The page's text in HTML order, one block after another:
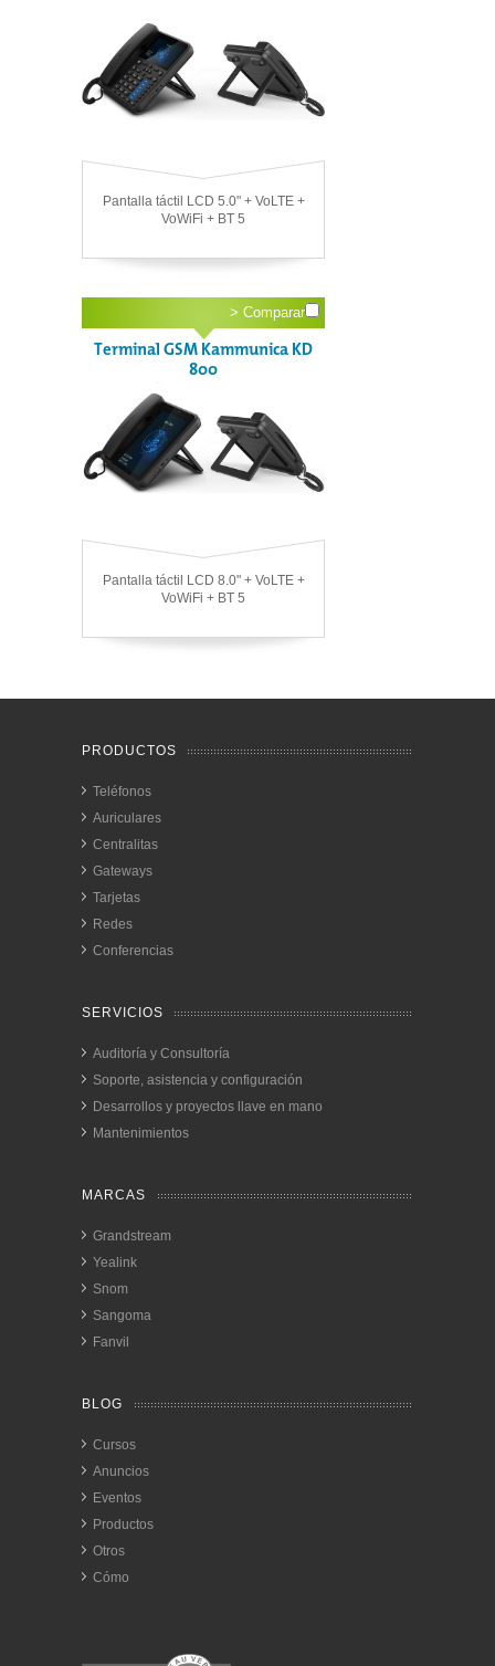
Pantalla táctil LCD 5.0" + VoLTE +
VoWiFi + BT 5
> Comparar
Terminal GSM Kammunica KD
800
Pantalla táctil LCD 8.0" + VoLTE +
VoWiFi + BT 5
PRODUCTOS
Teléfonos
Auriculares
Centralitas
Gateways
Tarjetas
Redes
Conferencias
SERVICIOS
Auditoría y Consultoría
Soporte, asistencia y configuración
Desarrollos y proyectos llave en mano
Mantenimientos
MARCAS
Grandstream
Yealink
Snom
Sangoma
Fanvil
BLOG
Cursos
Anuncios
Eventos
Productos
Otros
Cómo